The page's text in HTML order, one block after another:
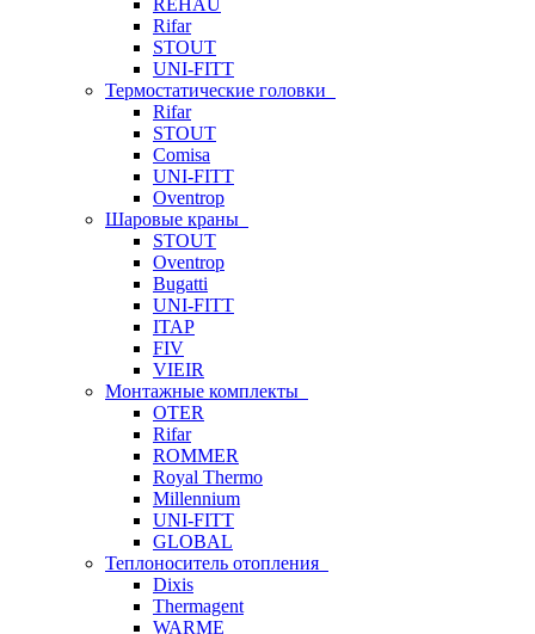
REHAU
Rifar
STOUT
UNI-FITT
Термостатические головки
Rifar
STOUT
Comisa
UNI-FITT
Oventrop
Шаровые краны
STOUT
Oventrop
Bugatti
UNI-FITT
ITAP
FIV
VIEIR
Монтажные комплекты
OTER
Rifar
ROMMER
Royal Thermo
Millennium
UNI-FITT
GLOBAL
Теплоноситель отопления
Dixis
Thermagent
WARME